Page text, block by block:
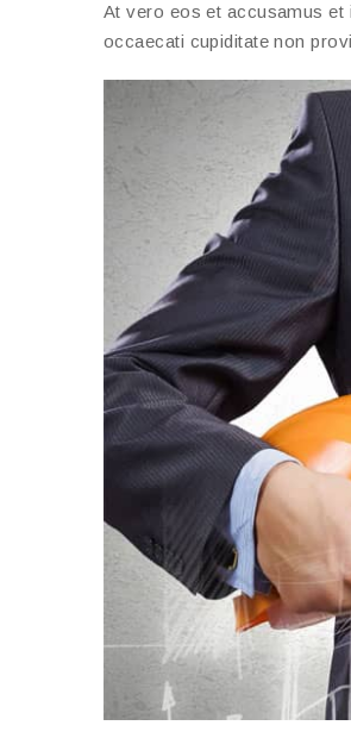
At vero eos et accusamus et
occaecati cupiditate non